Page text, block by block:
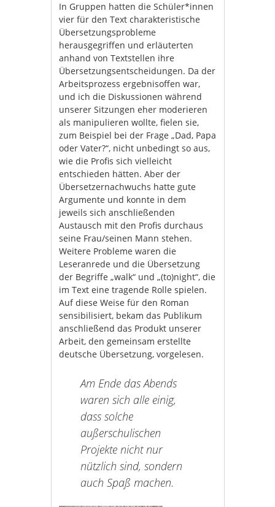
In Gruppen hatten die Schüler*innen
vier für den Text charakteristische
Übersetzungsprobleme
herausgegriffen und erläuterten
anhand von Textstellen ihre
Übersetzungsentscheidungen. Da der
Arbeitsprozess ergebnisoffen war,
und ich die Diskussionen während
unserer Sitzungen eher moderieren
als manipulieren wollte, fielen sie,
zum Beispiel bei der Frage „Dad, Papa
oder Vater?“, nicht unbedingt so aus,
wie die Profis sich vielleicht
entschieden hätten. Aber der
Übersetzernachwuchs hatte gute
Argumente und konnte in dem
jeweils sich anschließenden
Austausch mit den Profis durchaus
seine Frau/seinen Mann stehen.
Weitere Probleme waren die
Leseranrede und die Übersetzung
der Begriffe „walk“ und „(to)night“, die
im Text eine tragende Rolle spielen.
Auf diese Weise für den Roman
sensibilisiert, bekam das Publikum
anschließend das Produkt unserer
Arbeit, den gemeinsam erstellte
deutsche Übersetzung, vorgelesen.
Am Ende das Abends
waren sich alle einig,
dass solche
außerschulischen
Projekte nicht nur
nützlich sind, sondern
auch Spaß machen.